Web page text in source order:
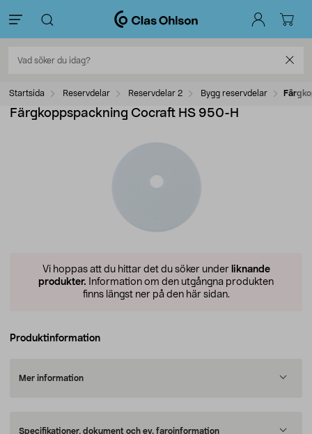
Startsida Reservdelar Reservdelar 2 Bygg reservdelar
Färgkoppspackning Cocraft HS 950-H
Vi hoppas att du hittar det du söker under liknande
produkter. Information om den utgångna produkten
finns längst ner på den här sidan.
Produktinformation
Mer information
Specifikationer, dokument och ev. faroinformation